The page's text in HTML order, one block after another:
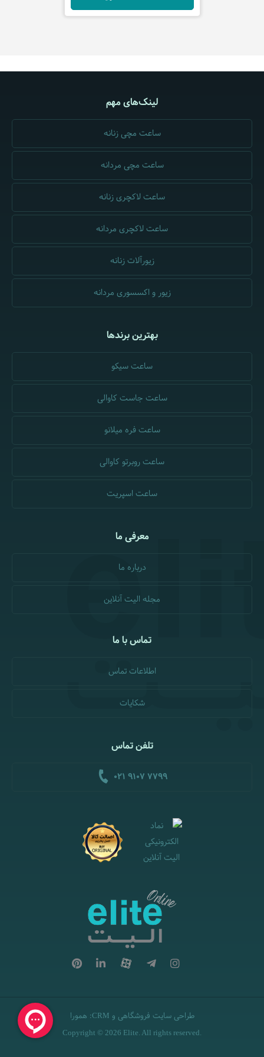
لینک‌های مهم
ساعت مچی زنانه
ساعت مچی مردانه
ساعت لاکچری زنانه
ساعت لاکچری مردانه
زیورآلات زنانه
زیور و اکسسوری مردانه
بهترین برندها
ساعت سیکو
ساعت جاست کاوالی
ساعت فره میلانو
ساعت روبرتو کاوالی
ساعت اسپریت
معرفی ما
درباره ما
مجله الیت آنلاین
تماس با ما
اطلاعات تماس
شکایات
تلفن تماس
021 9107 7799
طراحی سایت فروشگاهی و CRM
: همورا
Copyright © 2026 Elite. All rights reserved.